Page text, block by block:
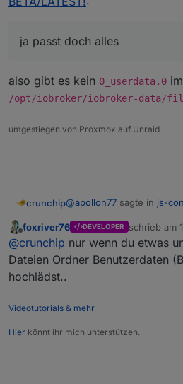
ja passt doch alles
also gibt es kein 0_userdata.0
/opt/iobroker/iobroker-data/
umgestiegen von Proxmox auf Unraid
crunchip@apollon77 sagte in js-
Ansonsten: schau was
dann löschen und Ende.
da is nix drin, ich kenne
BETA/LATEST!
ja passt doch alles
foxriver76 DEVELOPER schrieb am
zuletzt
@crunchip nur wenn du etwas
Dateien Ordner Benutzerdaten
hochlädst..
Videotutorials & mehr
Hier könnt ihr mich unterstützen.